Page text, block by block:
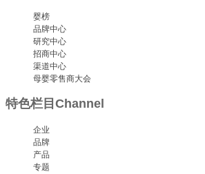
婴榜
品牌中心
研究中心
招商中心
渠道中心
母婴零售商大会
特色栏目 Channel
企业
品牌
产品
专题